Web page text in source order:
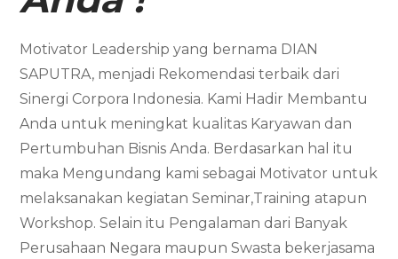
Motivator Leadership yang bernama DIAN
SAPUTRA, menjadi Rekomendasi terbaik dari
Sinergi Corpora Indonesia. Kami Hadir Membantu
Anda untuk meningkat kualitas Karyawan dan
Pertumbuhan Bisnis Anda. Berdasarkan hal itu
maka Mengundang kami sebagai Motivator untuk
melaksanakan kegiatan Seminar,Training atapun
Workshop. Selain itu Pengalaman dari Banyak
Perusahaan Negara maupun Swasta bekerjasama